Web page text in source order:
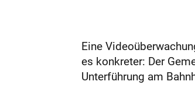
Eine
es konkreter: Der
Unterführung am